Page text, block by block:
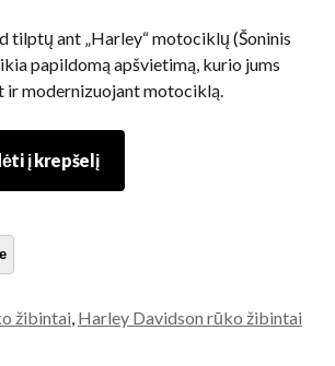
tilptų ant „Harley“ motociklų (Šoninis
papildomą apšvietimą, kurio jums
ir modernizuojant motociklą.
į krepšelį
žibintai Harley Davidson rūko žibintai